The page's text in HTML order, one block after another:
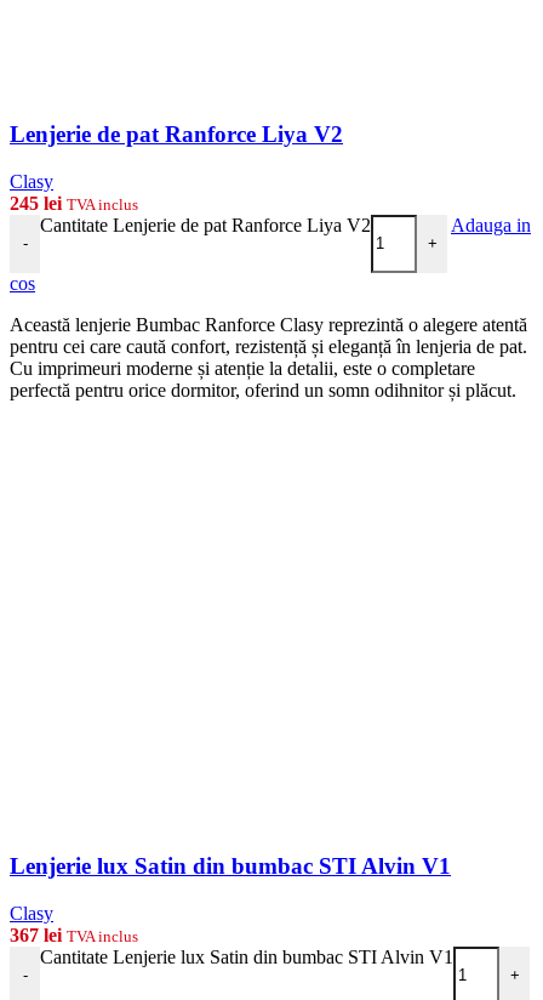
Lenjerie de pat Ranforce Liya V2
Clasy
245 lei TVA inclus
-
Cantitate Lenjerie de pat Ranforce Liya V2
+
Adauga in
cos
Această lenjerie Bumbac Ranforce Clasy reprezintă o alegere atentă
pentru cei care caută confort, rezistență și eleganță în lenjeria de pat.
Cu imprimeuri moderne și atenție la detalii, este o completare
perfectă pentru orice dormitor, oferind un somn odihnitor și plăcut.
Lenjerie lux Satin din bumbac STI Alvin V1
Clasy
367 lei TVA inclus
-
Cantitate Lenjerie lux Satin din bumbac STI Alvin V1
+